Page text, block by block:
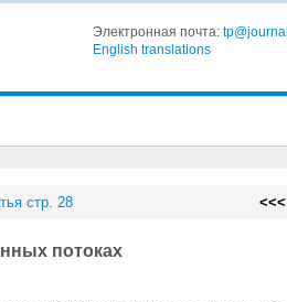
Электронная почта:
English translations
стр. 28 <<<
потоках